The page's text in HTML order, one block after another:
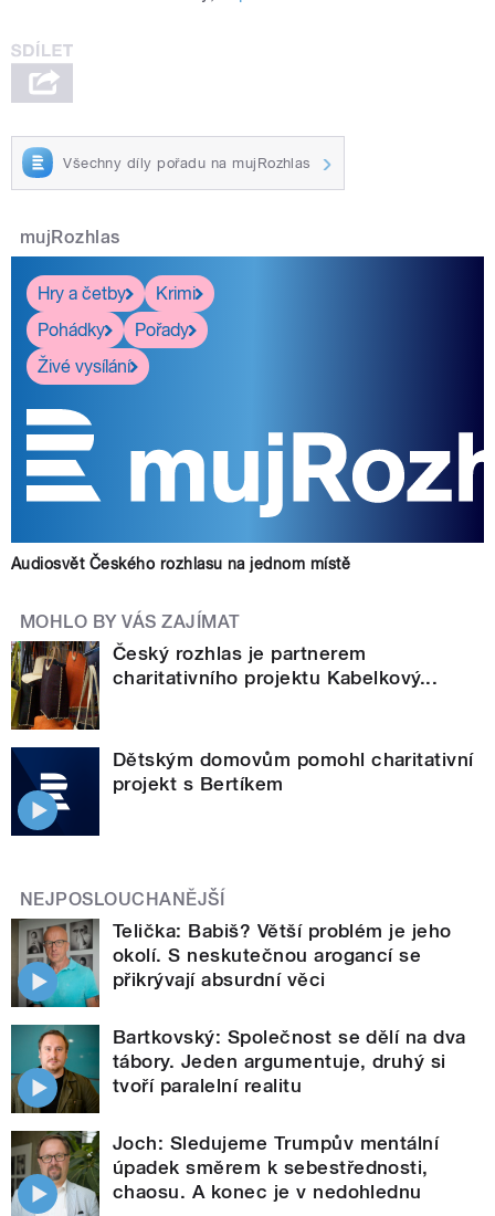
Všechny díly pořadu na mujRozhlas
mujRozhlas
Hry a četby
Krimi
Pohádky
Pořady
Živé vysílání
Audiosvět Českého rozhlasu na jednom místě
MOHLO BY VÁS ZAJÍMAT
Český rozhlas je partnerem
charitativního projektu Kabelkový...
Dětským domovům pomohl charitativní
projekt s Bertíkem
NEJPOSLOUCHANĚJŠÍ
Telička: Babiš? Větší problém je jeho
okolí. S neskutečnou arogancí se
přikrývají absurdní věci
Bartkovský: Společnost se dělí na dva
tábory. Jeden argumentuje, druhý si
tvoří paralelní realitu
Joch: Sledujeme Trumpův mentální
úpadek směrem k sebestřednosti,
chaosu. A konec je v nedohlednu